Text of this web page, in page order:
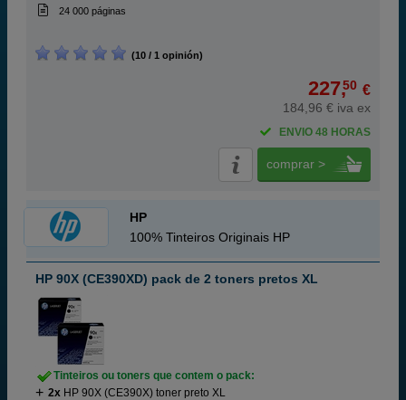
24 000 páginas
(10 / 1 opinión)
227,50 €
184,96 € iva ex
ENVIO 48 HORAS
comprar >
HP
100% Tinteiros Originais HP
HP 90X (CE390XD) pack de 2 toners pretos XL
Tinteiros ou toners que contem o pack:
2x HP 90X (CE390X) toner preto XL